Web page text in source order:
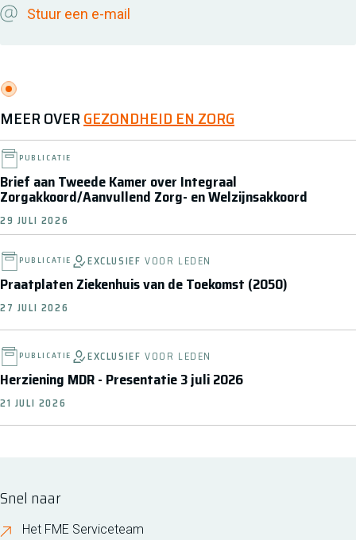
Stuur een e-mail
MEER OVERGEZONDHEID EN ZORG
PUBLICATIE
Brief aan Tweede Kamer over Integraal
Zorgakkoord/Aanvullend Zorg- en Welzijnsakkoord
29 JULI 2026
PUBLICATIE EXCLUSIEF VOOR LEDEN
Praatplaten Ziekenhuis van de Toekomst (2050)
27 JULI 2026
PUBLICATIE EXCLUSIEF VOOR LEDEN
Herziening MDR - Presentatie 3 juli 2026
21 JULI 2026
Snel naar
Het FME Serviceteam